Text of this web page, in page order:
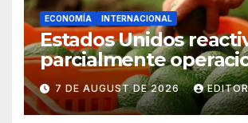
ECONOMÍA INTERNACIONAL
Estados Unidos
parcialmente
zona aguacatera de
Michoacán
7 DE AUGUST DE 2026